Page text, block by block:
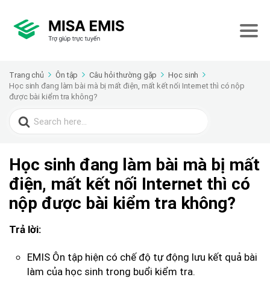
Trang chủ Ôn tập Câu hỏi thường gặp
Học sinh
Học sinh đang làm bài mà bị mất điện, mất kết nối Internet thì có nộp
được bài kiểm tra không?
Search
for:
Học sinh đang làm bài mà bị mất
điện, mất kết nối Internet thì có
nộp được bài kiểm tra không?
Trả lời:
EMIS Ôn tập hiện có chế độ tự động lưu kết quả bài
làm của học sinh trong buổi kiểm tra.